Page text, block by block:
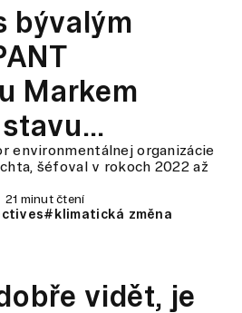
bývalým
Markem
národních
environmentálnej organizácie
šéfoval v rokoch 2022 až
21 minut čtení
#klimatická změna
vidět, je